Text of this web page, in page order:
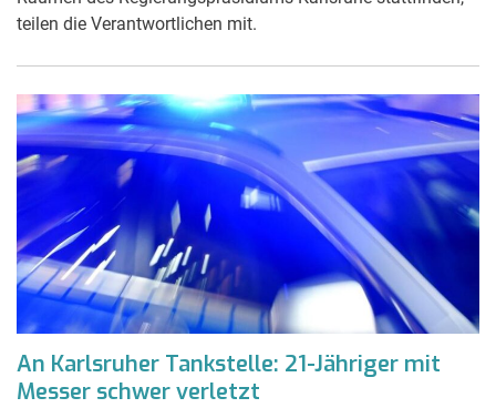
teilen die Verantwortlichen mit.
An Karlsruher Tankstelle: 21-Jähriger mit
Messer schwer verletzt